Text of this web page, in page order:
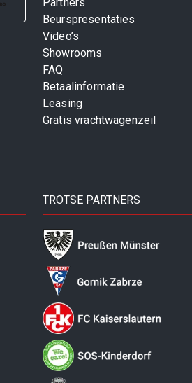
Beurspresentaties
Video’s
Showrooms
FAQ
Betaalinformatie
Leasing
Gratis vrachtwagenzeil
TROTSE PARTNERS